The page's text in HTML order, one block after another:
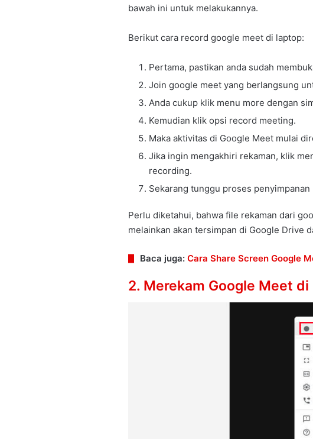
bawah ini untuk melakukannya.
Berikut cara record google meet di laptop:
Pertama, pastikan anda sudah
Join google meet yang berlangsung
Anda cukup klik menu more dengan
Kemudian klik opsi record meeting.
Maka aktivitas di Google Meet mulai
Jika ingin mengakhiri rekaman, klik
recording.
Sekarang tunggu proses
Perlu diketahui, bahwa file rekaman dari
melainkan akan tersimpan di Google Drive
Baca juga: Cara Share Screen Google
2. Merekam Google Meet di